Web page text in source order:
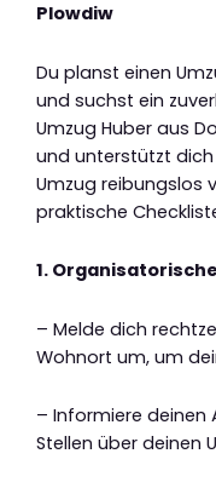
Plowdiw
Du planst einen
und suchst ein
Umzug Huber aus
und unterstützt
Umzug reibungslos
praktische
1.
– Melde dich
Wohnort um, um
– Informiere deinen
Stellen über deinen